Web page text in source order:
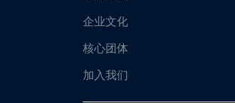
企业文化
核心团体
加入我们